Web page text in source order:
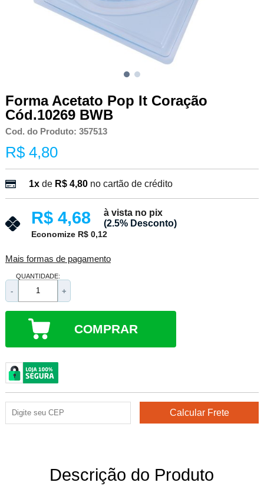
Forma Acetato Pop It Coração
Cód.10269 BWB
Cod. do Produto: 357513
R$ 4,80
1xde R$ 4,80 no cartão de crédito
R$ 4,68
à vista no pix
(2.5% Desconto)
Economize R$ 0,12
Mais formas de pagamento
QUANTIDADE:
- +
COMPRAR
Descrição do Produto